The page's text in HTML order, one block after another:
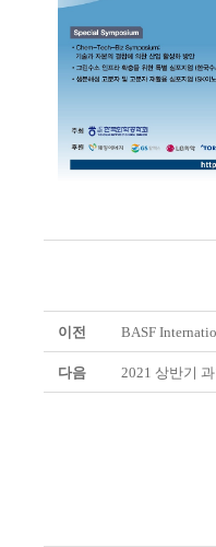
이전 BASF
다음 2021 상반기